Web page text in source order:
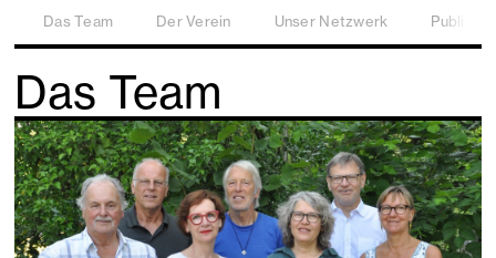
Das Team Der Verein Unser Netzwerk
Das Team